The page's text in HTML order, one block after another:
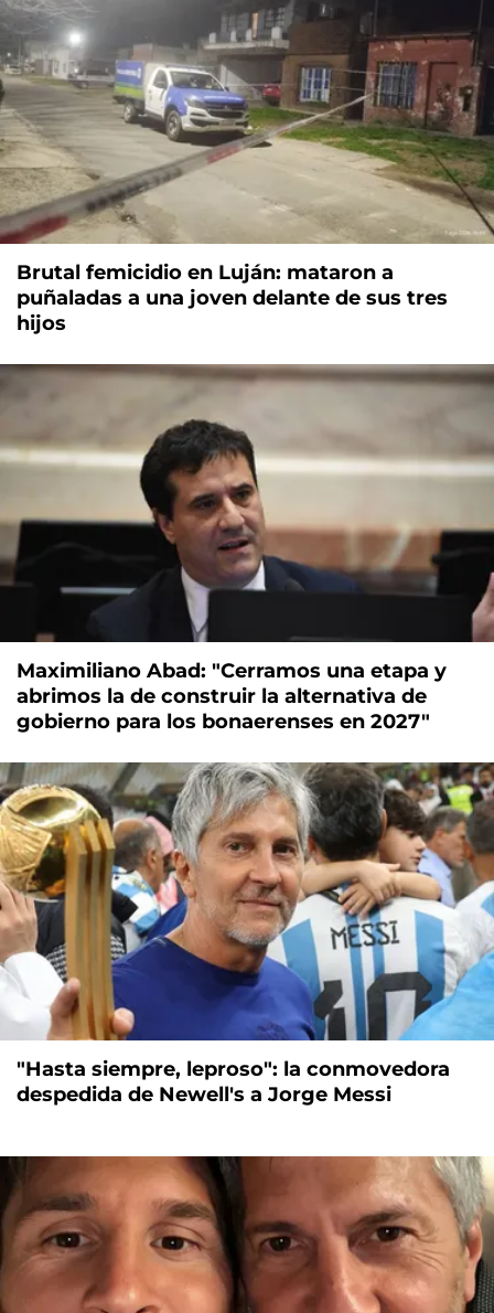
Brutal femicidio en Luján: mataron a
puñaladas a una joven delante de sus tres
hijos
Maximiliano Abad: "Cerramos una etapa y
abrimos la de construir la alternativa de
gobierno para los bonaerenses en 2027"
"Hasta siempre, leproso": la conmovedora
despedida de Newell's a Jorge Messi